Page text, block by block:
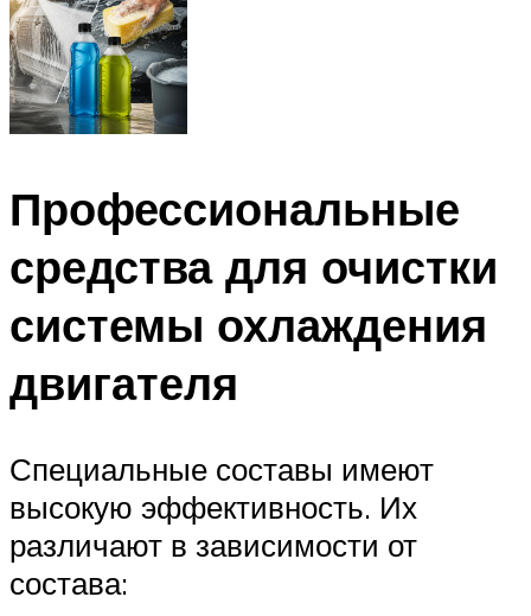
Профессиональные
средства для очистки
системы охлаждения
двигателя
Специальные составы имеют
высокую эффективность. Их
различают в зависимости от
состава: